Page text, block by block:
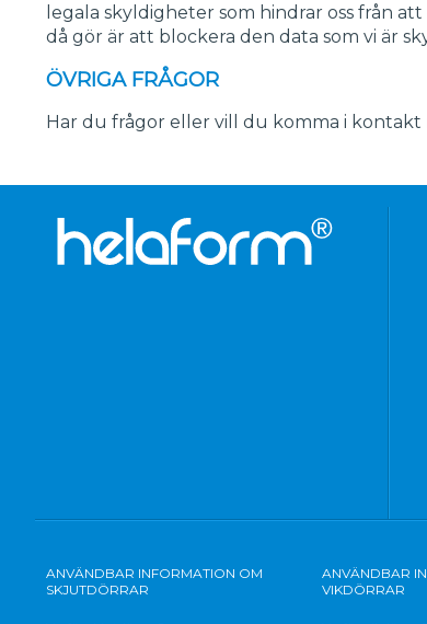
legala skyldigheter som hindrar oss från
då gör är att blockera den data som vi är
ÖVRIGA FRÅGOR
Har du frågor eller vill du komma i kontakt
ANVÄNDBAR INFORMATION OM
SKJUTDÖRRAR
ANVÄNDBAR
VIKDÖRRAR